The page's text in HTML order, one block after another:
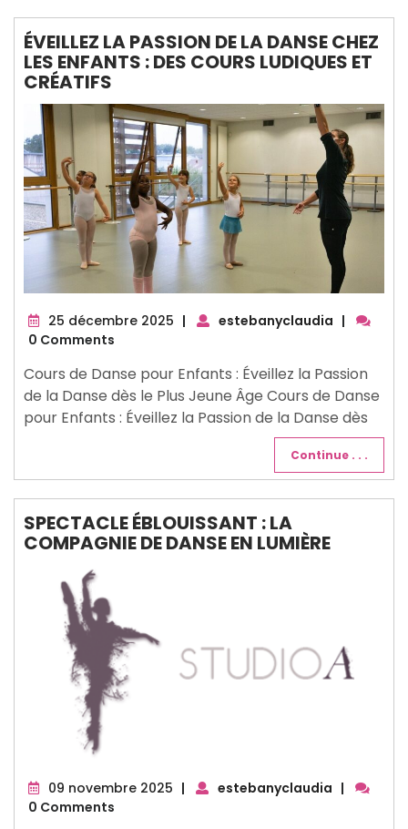
ÉVEILLEZ LA PASSION DE LA DANSE CHEZ
LES ENFANTS : DES COURS LUDIQUES ET
CRÉATIFS
25 décembre 2025 25
| estebanyclaudia |
0 Comments
Cours de Danse pour Enfants : Éveillez la Passion
de la Danse dès le Plus Jeune Âge Cours de Danse
pour Enfants : Éveillez la Passion de la Danse dès
Continue . . .
SPECTACLE ÉBLOUISSANT : LA
COMPAGNIE DE DANSE EN LUMIÈRE
09 novembre 2025 09
| estebanyclaudia |
0 Comments